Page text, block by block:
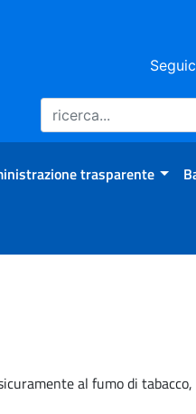
trasparente
al fumo di tabacco,